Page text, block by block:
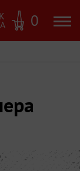
0